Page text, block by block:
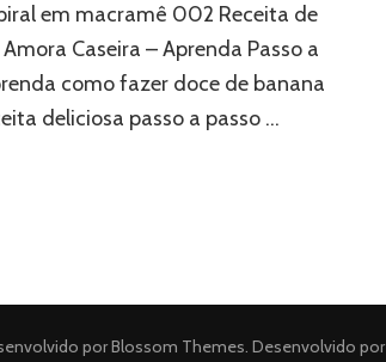
em macramê 002 Receita de
Caseira – Aprenda Passo a
como fazer doce de banana
deliciosa passo a passo …
porBlossom Themes. Desenvolvido por